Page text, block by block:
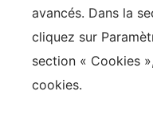
avancés. Dans la
cliquez sur
section « Cookies
cookies.